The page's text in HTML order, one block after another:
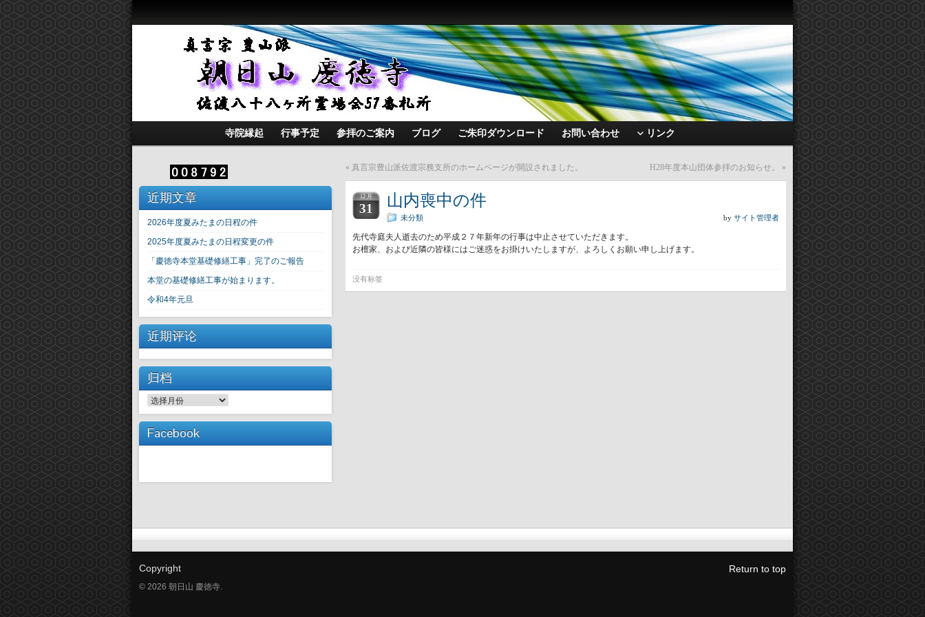
寺院縁起 行事予定 参拝のご案内 ブログ ご朱印ダウンロード お問い合わせ リンク
近期文章
2026年度夏みたまの日程の件
2025年度夏みたまの日程変更の件
「慶徳寺本堂基礎修繕工事」完了のご報告
本堂の基礎修繕工事が始まります。
令和4年元旦
近期评论
归档
归
档
Facebook
« 真言宗豊山派佐渡宗務支所のホームページが開設されました。 H28年度本山団体参拝のお知らせ。 »
12 月
31 山内喪中の件
未分類 by サイト管理者
先代寺庭夫人逝去のため平成２７年新年の行事は中止させていただきます。
お檀家、および近隣の皆様にはご迷惑をお掛けいたしますが、よろしくお願い申し上げます。
没有标签
Copyright
© 2026 朝日山 慶徳寺.
Return to top